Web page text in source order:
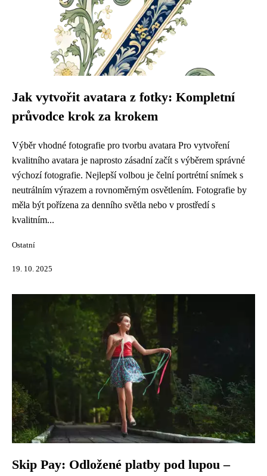
Jak vytvořit avatara z fotky: Kompletní
průvodce krok za krokem
Výběr vhodné fotografie pro tvorbu avatara Pro vytvoření
kvalitního avatara je naprosto zásadní začít s výběrem správné
výchozí fotografie. Nejlepší volbou je čelní portrétní snímek s
neutrálním výrazem a rovnoměrným osvětlením. Fotografie by
měla být pořízena za denního světla nebo v prostředí s
kvalitním...
Ostatní
19. 10. 2025
Skip Pay: Odložené platby pod lupou –